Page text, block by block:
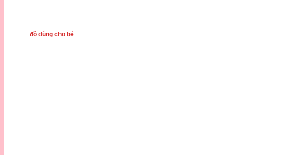
đồ dùng cho bé